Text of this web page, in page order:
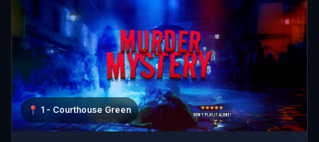
📍 1 - Courthouse Green